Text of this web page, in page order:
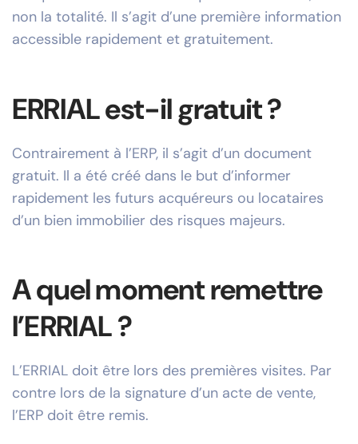
non la totalité. Il s’agit d’une première information
accessible rapidement et gratuitement.
ERRIAL est-il gratuit ?
Contrairement à l’ERP, il s’agit d’un document
gratuit. Il a été créé dans le but d’informer
rapidement les futurs acquéreurs ou locataires
d’un bien immobilier des risques majeurs.
A quel moment remettre
l’ERRIAL ?
L’ERRIAL doit être lors des premières visites. Par
contre lors de la signature d’un acte de vente,
l’ERP doit être remis.